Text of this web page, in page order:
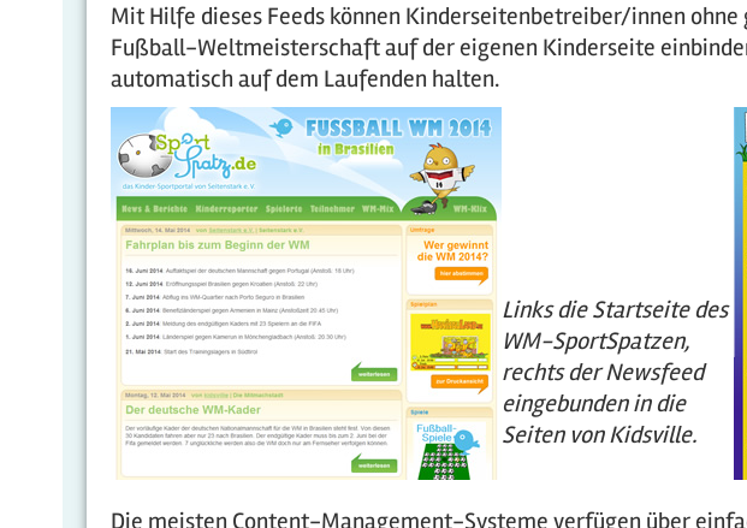
Mit Hilfe dieses Feeds können Kinderseitenbetreiber/innen
Fußball-Weltmeisterschaft auf der eigenen Kinderseite
automatisch auf dem Laufenden halten.
Links die Startseite des
WM-SportSpatzen,
rechts der Newsfeed
eingebunden in die
Seiten von Kidsville.
Die meisten Content-Management-Systeme verfügen über